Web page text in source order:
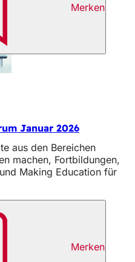
Merken
Januar 2026
aus den Bereichen
machen, Fortbildungen,
Making Education für
Merken